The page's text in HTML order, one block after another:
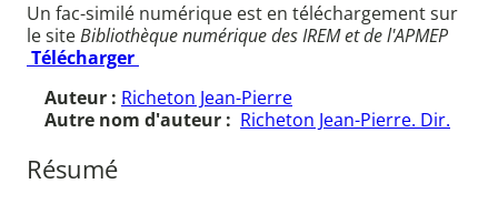
Un fac-similé numérique est en téléchargement sur
le siteBibliothèque numérique des IREM et de l'APMEP
Télécharger
Auteur : Richeton Jean-Pierre
Autre nom d'auteur : Richeton Jean-Pierre. Dir.
Résumé